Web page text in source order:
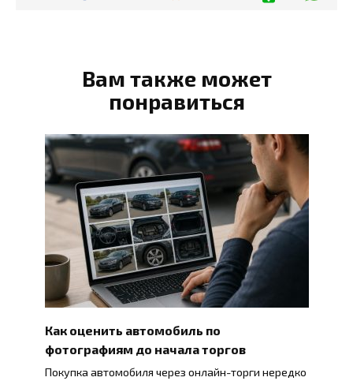
Вам также может
понравиться
Как оценить автомобиль по
фотографиям до начала торгов
Покупка автомобиля через онлайн-торги нередко